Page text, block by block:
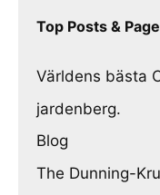
Top Posts &
Världens bästa
jardenberg.
Blog
The Dunning-